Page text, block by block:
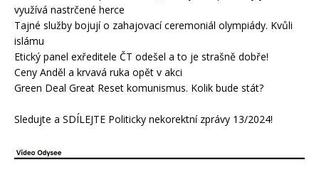
využívá nastrčené herce
Tajné služby bojují o zahajovací ceremoniál olympiády. Kvůli
islámu
Etický panel exředitele ČT odešel a to je strašně dobře!
Ceny Anděl a krvavá ruka opět v akci
Green Deal Great Reset komunismus. Kolik bude stát?
Sledujte a SDÍLEJTE Politicky nekorektní zprávy 13/2024!